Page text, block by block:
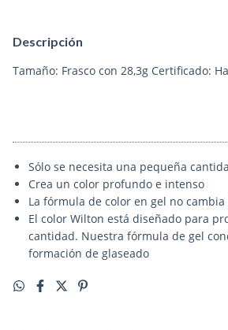
Descripción
Tamaño: Frasco con 28,3g Certificado:
Sólo se necesita una pequeña
Crea un color profundo e intenso
La fórmula de color en gel no
El color Wilton está diseñado para
cantidad. Nuestra fórmula de gel
formación de glaseado